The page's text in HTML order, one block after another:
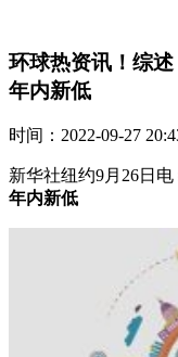
环球热资讯！综
年内新低
时间：2022-09-27
新华社纽约9月26日电
年内新低